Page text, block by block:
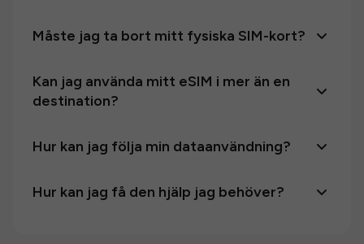
Måste jag ta bort mitt fysiska SIM-kort?
Kan jag använda mitt eSIM i mer än en
destination?
Hur kan jag följa min dataanvändning?
Hur kan jag få den hjälp jag behöver?